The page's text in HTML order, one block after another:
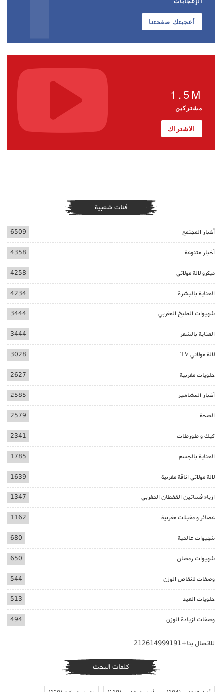
أعجبتك صفحتنا
1.5M
مشتركين
الاشتراك
فئات شعبية
أخبار المجتمع 6509
أخبار متنوعة 4358
ميكرو لالة مولاتي 4258
العناية بالبشرة 4234
شهيوات الطبخ المغربي 3444
العناية بالشعر 3444
لالة مولاتي TV 3028
حلويات مغربية 2627
أخبار المشاهير 2585
الصحة 2579
كيك و طورطات 2341
العناية بالجسم 1785
لالة مولاتي اناقة مغربية 1639
ازياء فساتين القفطان المغربي 1347
عصائر و مقبلات مغربية 1162
شهيوات عالمية 680
شهيوات رمضان 650
وصفات لانقاص الوزن 544
حلويات العيد 513
وصفات لزيادة الوزن 494
للاتصال بنا+212614999191
كلمات البحث